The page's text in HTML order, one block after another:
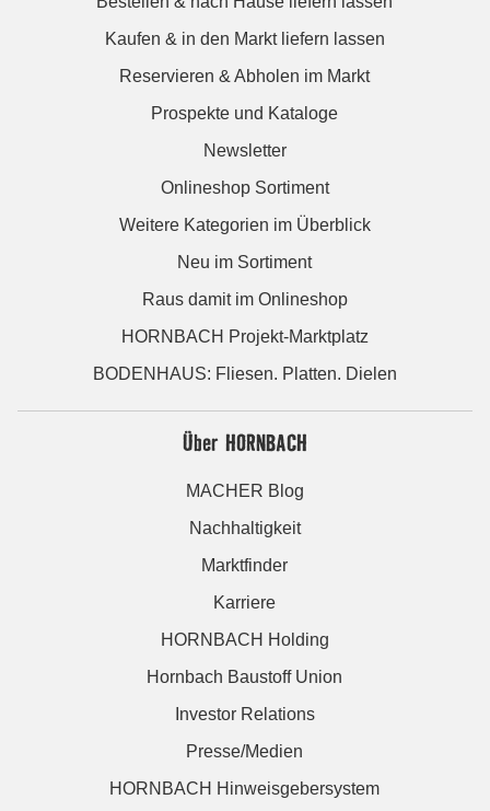
Kaufen & in den Markt liefern lassen
Reservieren & Abholen im Markt
Prospekte und Kataloge
Newsletter
Onlineshop Sortiment
Weitere Kategorien im Überblick
Neu im Sortiment
Raus damit im Onlineshop
HORNBACH Projekt-Marktplatz
BODENHAUS: Fliesen. Platten. Dielen
Über HORNBACH
MACHER Blog
Nachhaltigkeit
Marktfinder
Karriere
HORNBACH Holding
Hornbach Baustoff Union
Investor Relations
Presse/Medien
HORNBACH Hinweisgebersystem